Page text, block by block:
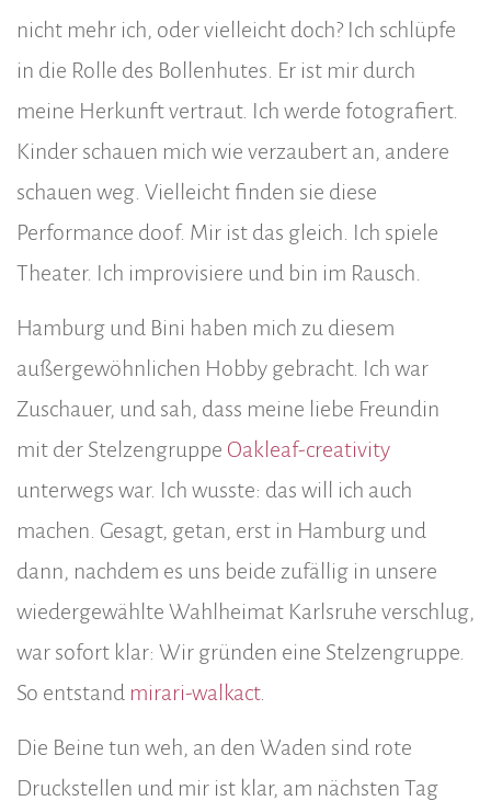
nicht mehr ich, oder vielleicht doch? Ich schlüpfe
in die Rolle des Bollenhutes. Er ist mir durch
meine Herkunft vertraut. Ich werde fotografiert.
Kinder schauen mich wie verzaubert an, andere
schauen weg. Vielleicht finden sie diese
Performance doof. Mir ist das gleich. Ich spiele
Theater. Ich improvisiere und bin im Rausch.
Hamburg und Bini haben mich zu diesem
außergewöhnlichen Hobby gebracht. Ich war
Zuschauer, und sah, dass meine liebe Freundin
mit der Stelzengruppe Oakleaf-creativity
unterwegs war. Ich wusste: das will ich auch
machen. Gesagt, getan, erst in Hamburg und
dann, nachdem es uns beide zufällig in unsere
wiedergewählte Wahlheimat Karlsruhe verschlug,
war sofort klar: Wir gründen eine Stelzengruppe.
So entstand mirari-walkact.
Die Beine tun weh, an den Waden sind rote
Druckstellen und mir ist klar, am nächsten Tag